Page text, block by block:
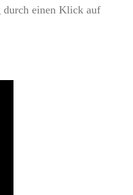
durch einen Klick auf